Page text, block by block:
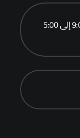
الأحد — الخميس : من الساعة 9:00 إلى 5:00